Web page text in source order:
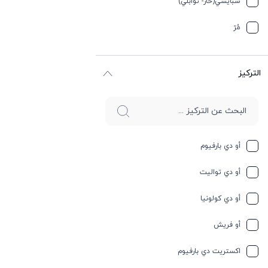
جوز الهند
حامِض
مُرّ
التركيز
أو دي بارفيوم
أو دي تواليت
أو دي كولونيا
أو فريش
اكستريت دي بارفيوم